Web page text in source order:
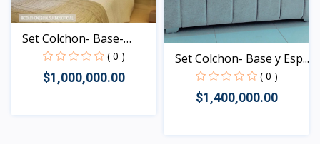
Set Colchon- Base-
Espa...
( 0 )
$1,000,000.00
Set Colchon- Base y Esp...
( 0 )
$1,400,000.00